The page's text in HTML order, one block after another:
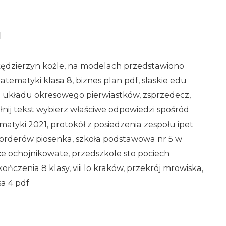
koźle, na modelach przedstawiono
klasa 8, biznes plan pdf, slaskie edu
okresowego pierwiastków, zsprzedecz,
tekst wybierz właściwe odpowiedzi spośród
2021, protokół z posiedzenia zespołu ipet
piosenka, szkoła podstawowa nr 5 w
ochojnikowate, przedszkole sto pociech
8 klasy, viii lo kraków, przekrój mrowiska,
4 pdf